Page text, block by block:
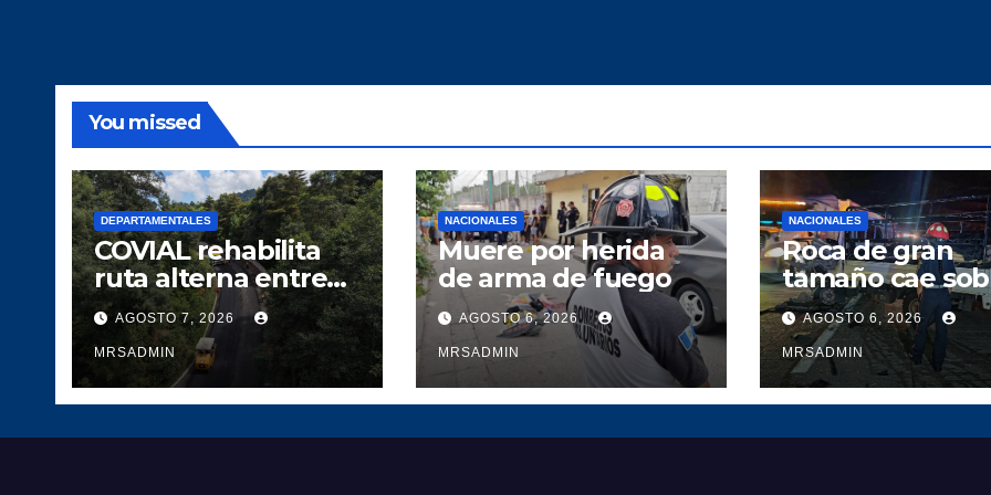
You missed
DEPARTAMENTALES
COVIAL rehabilita
ruta alterna entre
Tecpán y Quiché
para optimizar la
circulación vial
AGOSTO 7, 2026
MRSADMIN
NACIONALES
Muere por herida
de arma de fuego
AGOSTO 6, 2026
MRSADMIN
NACIONALES
Roca de gran
tamaño cae
camión y deja
heridos en ruta
Atlántico
AGOSTO 6, 2026
MRSADMIN